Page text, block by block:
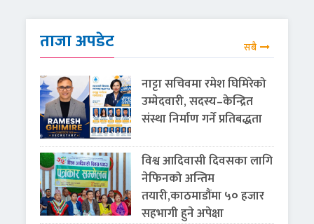
ताजा अपडेट सबै
नाट्टा सचिवमा रमेश घिमिरेको
उम्मेदवारी, सदस्य–केन्द्रित
संस्था निर्माण गर्ने प्रतिबद्धता
विश्व आदिवासी दिवसका लागि
नेफिनको अन्तिम
तयारी,काठमाडौंमा ५० हजार
सहभागी हुने अपेक्षा